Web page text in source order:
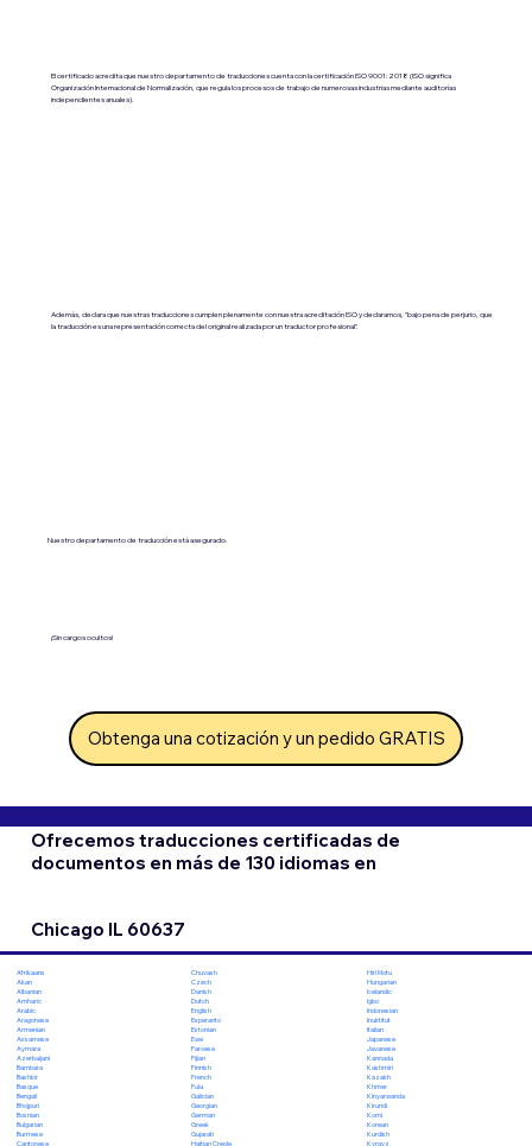
El certificado acredita que nuestro departamento de traducciones cuenta con la certificación ISO 9001:2018 (ISO significa
Organización Internacional de Normalización, que regula los procesos de trabajo de numerosas industrias mediante auditorías
independientes anuales).
Además, declara que nuestras traducciones cumplen plenamente con nuestra acreditación ISO y declaramos, "bajo pena de perjurio, que
la traducción es una representación correcta del original realizada por un traductor profesional".
Nuestro departamento de traducción está asegurado.
¡Sin cargos ocultos!
Obtenga una cotización y un pedido GRATIS
Ofrecemos traducciones certificadas de
documentos en más de 130 idiomas en
Chicago IL 60637
Afrikaans
Akan
Albanian
Amharic
Arabic
Aragonese
Armenian
Assamese
Aymara
Azerbaijani
Bambara
Bashkir
Basque
Bengali
Bhojpuri
Bosnian
Bulgarian
Burmese
Cantonese
Chuvash
Czech
Danish
Dutch
English
Esperanto
Estonian
Ewe
Faroese
Fijian
Finnish
French
Fula
Galician
Georgian
German
Greek
Gujarati
Haitian Creole
Hiri Motu
Hungarian
Icelandic
Igbo
Indonesian
Inuktitut
Italian
Japanese
Javanese
Kannada
Kashmiri
Kazakh
Khmer
Kinyarwanda
Kirundi
Komi
Korean
Kurdish
Kyrgyz